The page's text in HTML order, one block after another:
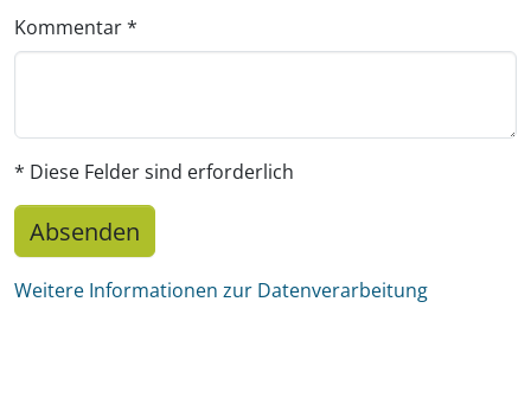
Kommentar*
* Diese Felder sind erforderlich
Absenden
Weitere Informationen zur Datenverarbeitung